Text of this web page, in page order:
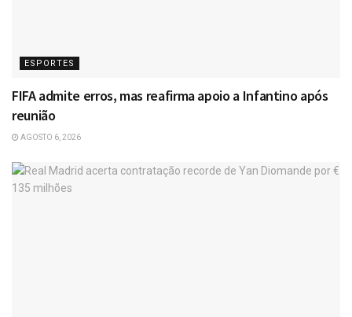
ESPORTES
FIFA admite erros, mas reafirma apoio a Infantino após
reunião
AGOSTO 6, 2026